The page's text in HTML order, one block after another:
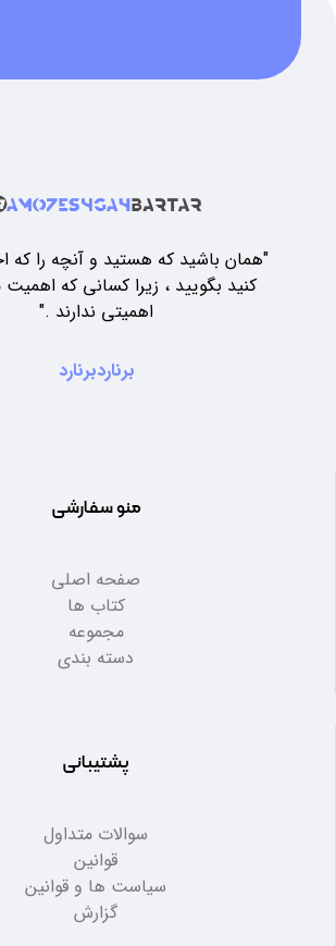
"همان باشید که هستید و آنچه را
کنید بگویید ، زیرا کسانی که
اهمیتی ندارند ."
برناردبرنارد
منو سفارشی
صفحه اصلی
کتاب ها
مجموعه
دسته بندی
پشتیبانی
سوالات متداول
قوانین
سیاست ها و قوانین
گزارش